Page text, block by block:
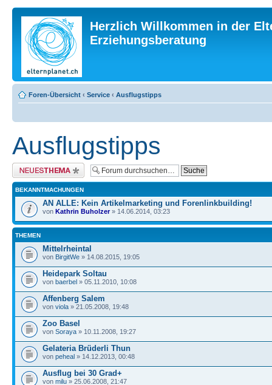
Herzlich Willkommen in der
Erziehungsberatung
Foren-Übersicht ‹ Service ‹ Ausflugstipps
Ausflugstipps
Neues Thema erstellen
BEKANNTMACHUNGEN
AN ALLE: Kein Artikelmarketing und Forenlinkbuilding!
von Kathrin Buholzer» 14.06.2014, 03:23
THEMEN
Mittelrheintal
von BirgitWe » 14.08.2015, 19:05
Heidepark Soltau
von baerbel » 05.11.2010, 10:08
Affenberg Salem
von viola » 21.05.2008, 19:48
Zoo Basel
von Soraya » 10.11.2008, 19:27
Gelateria Brüderli Thun
von peheal » 14.12.2013, 00:48
Ausflug bei 30 Grad+
von milu » 25.06.2008, 21:47